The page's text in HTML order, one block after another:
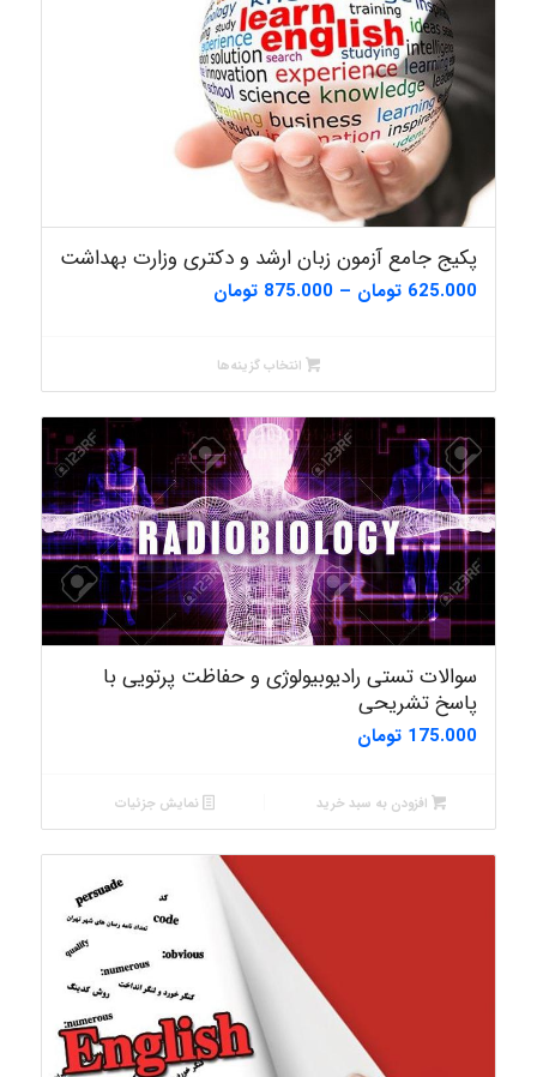
پکیج جامع آزمون زبان ارشد و دکتری وزارت بهداشت
625.000 تومان –
875.000 تومانمحدوده
875.000 تومان
انتخاب گزینه‌ها
سوالات تستی رادیوبیولوژی و حفاظت پرتویی با
پاسخ تشریحی
175.000 تومان
افزودن به سبد خرید نمایش جزئیات